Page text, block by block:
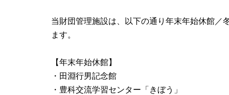
当財団管理施設は、以下の通り年末年始休館／
ます。
【年末年始休館】
・田淵行男記念館
・豊科交流学習センター「きぼう」